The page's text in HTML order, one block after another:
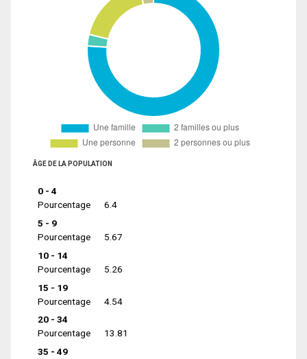
ÂGE DE LA POPULATION
0 - 4
Pourcentage
6.4
5 - 9
Pourcentage
5.67
10 - 14
Pourcentage
5.26
15 - 19
Pourcentage
4.54
20 - 34
Pourcentage
13.81
35 - 49